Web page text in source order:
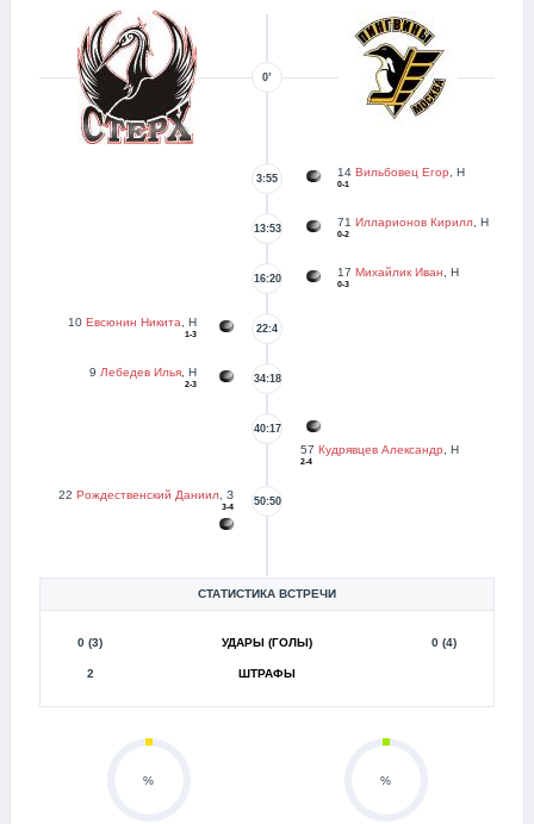
0’
14 Вильбовец Егор , Н
0-1
3:55
71 Илларионов Кирилл , Н
0-2
13:53
17 Михайлик Иван , Н
0-3
16:20
10 Евсюнин Никита , Н
1-3 22:4
9 Лебедев Илья , Н
2-3 34:18
57 Кудрявцев Александр , Н
2-4
40:17
22 Рождественский Даниил , З
3-4 50:50
СТАТИСТИКА ВСТРЕЧИ
0 (3) УДАРЫ (ГОЛЫ) 0 (4)
2 ШТРАФЫ
% %